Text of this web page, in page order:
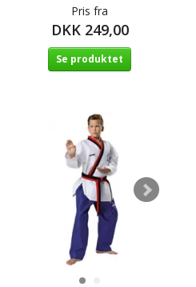
Pris fra
DKK 249,00
Se produktet